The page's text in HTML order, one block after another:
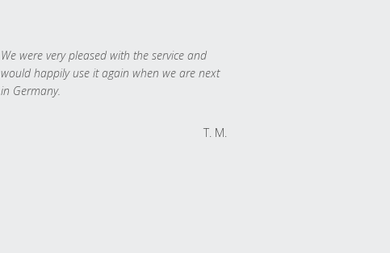
We were very pleased with the service and
would happily use it again when we are next
in Germany.
T. M.